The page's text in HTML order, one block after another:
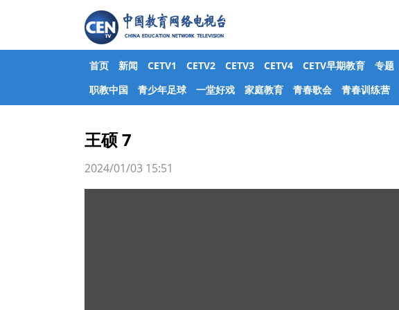
首页 新闻 CETV1 CETV2 CETV3 CETV4 CETV早期教育 专题
职教中国
青少年足球 一堂好戏 家庭教育 青春歌会 青春训练营
王硕 7
2024/01/03 15:51